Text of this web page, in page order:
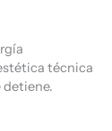
técnica
detiene.